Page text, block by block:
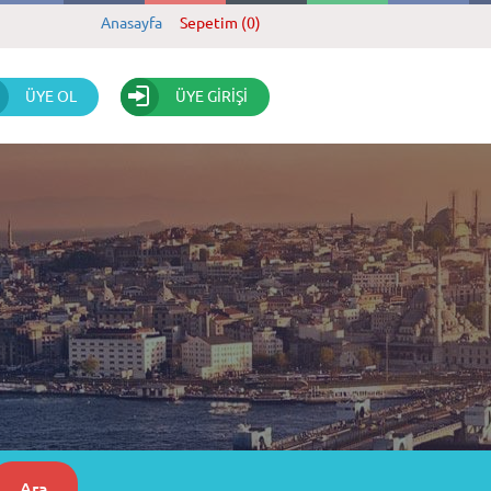
Anasayfa Sepetim (0)
ÜYE OL ÜYE GİRİŞİ